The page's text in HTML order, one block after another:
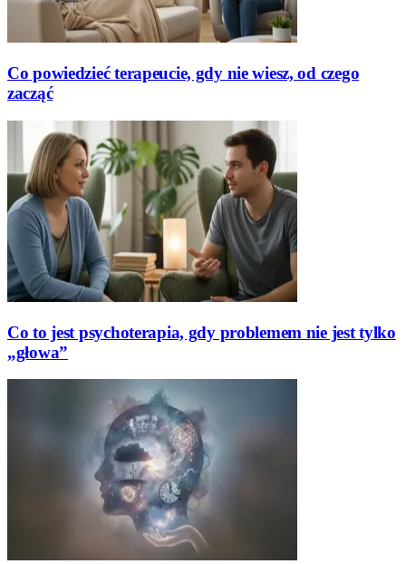
Co powiedzieć terapeucie, gdy nie wiesz, od czego
zacząć
Co to jest psychoterapia, gdy problemem nie jest tylko
„głowa”